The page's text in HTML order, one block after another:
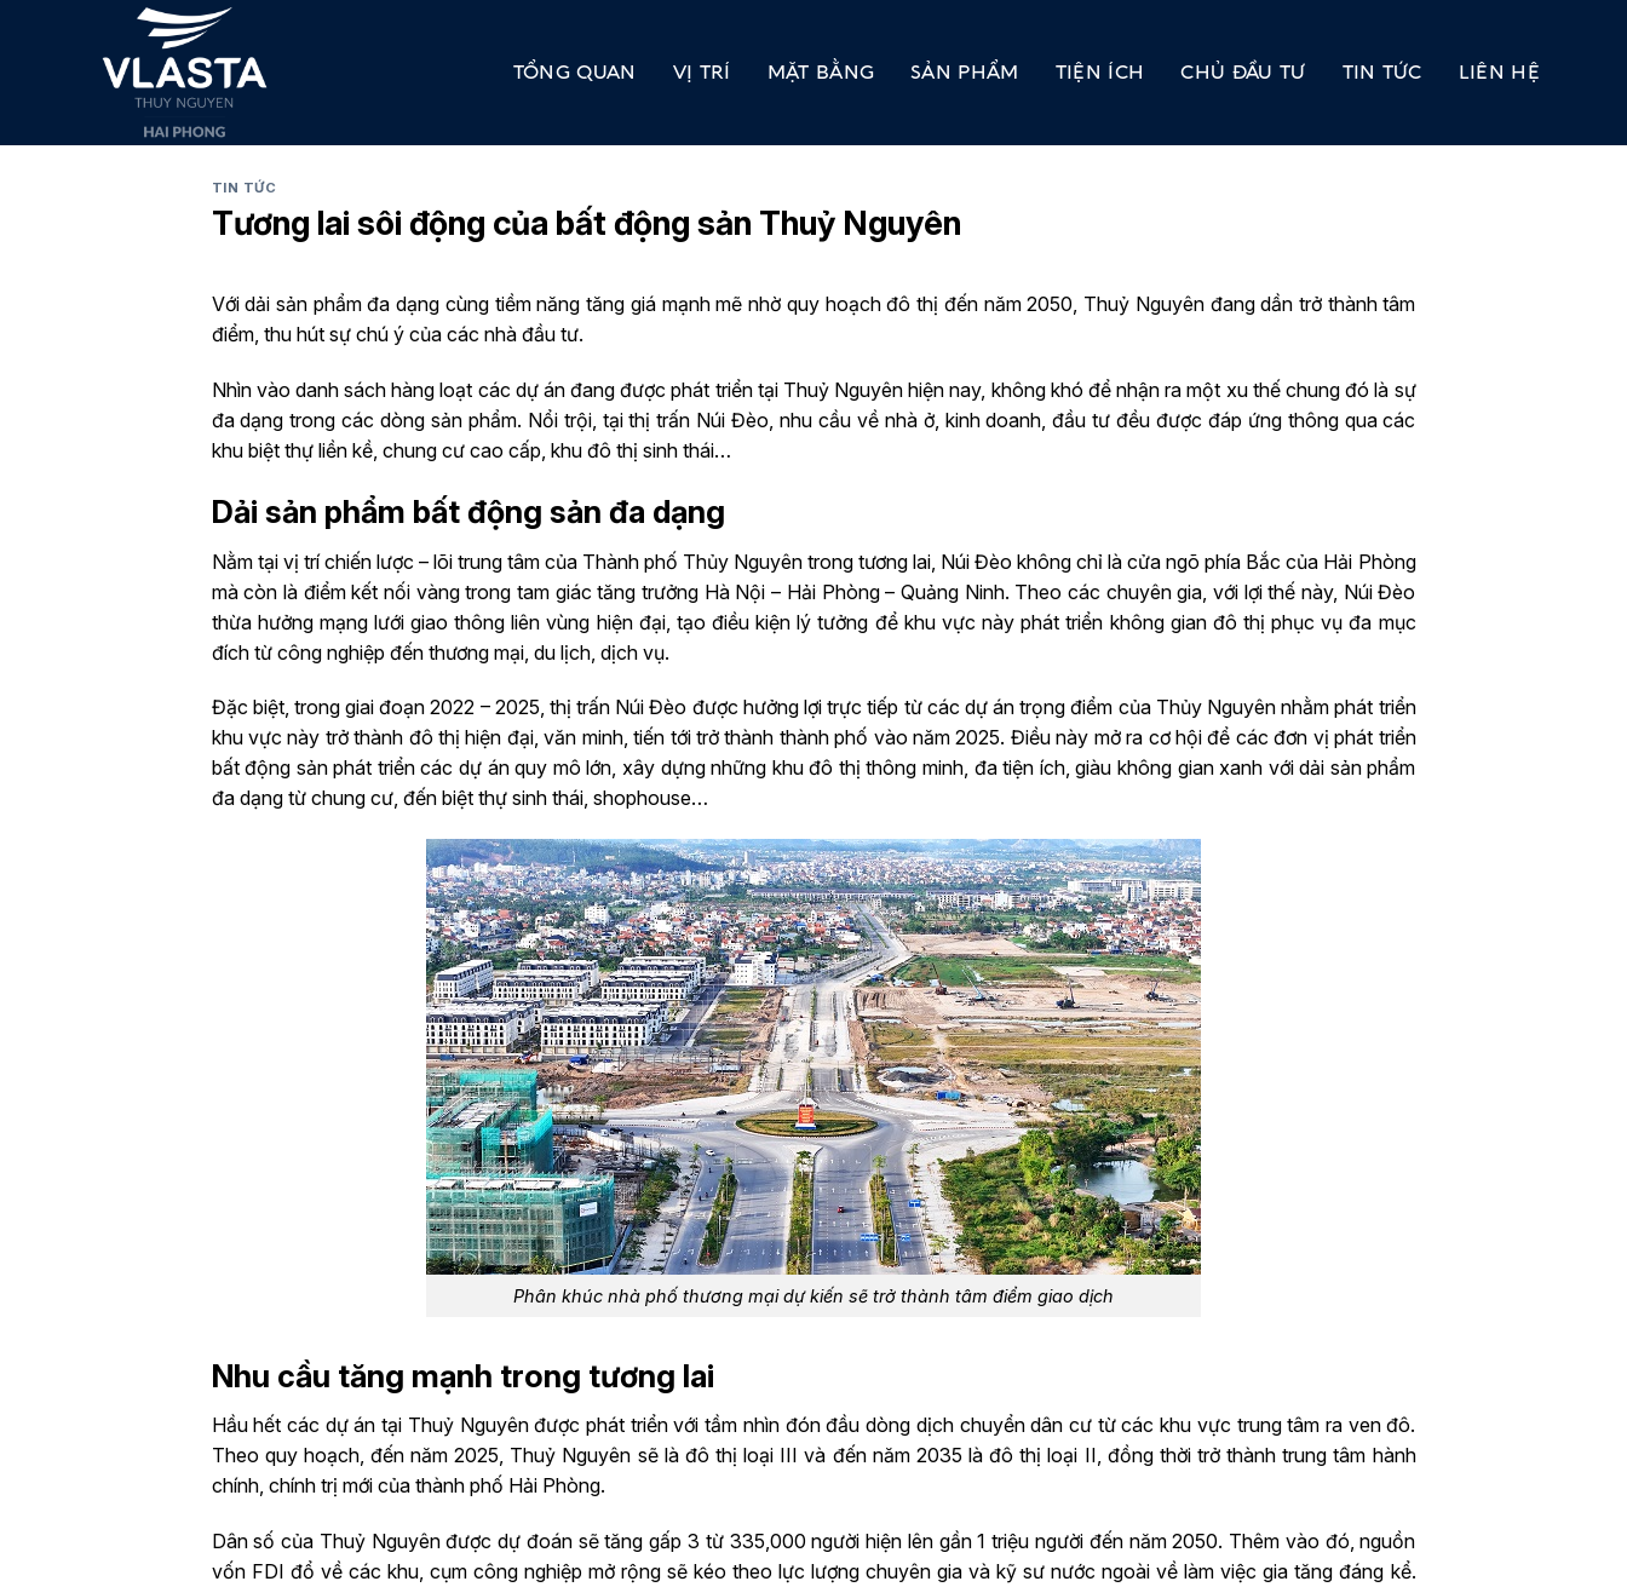
TỔNG QUAN VỊ TRÍ MẶT BẰNG SẢN PHẨM TIỆN ÍCH CHỦ ĐẦU TƯ TIN TỨC LIÊN HỆ
TIN TỨC
Tương lai sôi động của bất động sản Thuỷ Nguyên
Với dải sản phẩm đa dạng cùng tiềm năng tăng giá mạnh mẽ nhờ quy hoạch đô thị đến năm 2050, Thuỷ Nguyên đang dần trở thành tâm
điểm, thu hút sự chú ý của các nhà đầu tư.
Nhìn vào danh sách hàng loạt các dự án đang được phát triển tại Thuỷ Nguyên hiện nay, không khó để nhận ra một xu thế chung đó là sự
đa dạng trong các dòng sản phẩm. Nổi trội, tại thị trấn Núi Đèo, nhu cầu về nhà ở, kinh doanh, đầu tư đều được đáp ứng thông qua các
khu biệt thự liền kề, chung cư cao cấp, khu đô thị sinh thái…
Dải sản phẩm bất động sản đa dạng
Nằm tại vị trí chiến lược – lõi trung tâm của Thành phố Thủy Nguyên trong tương lai, Núi Đèo không chỉ là cửa ngõ phía Bắc của Hải Phòng
mà còn là điểm kết nối vàng trong tam giác tăng trưởng Hà Nội – Hải Phòng – Quảng Ninh. Theo các chuyên gia, với lợi thế này, Núi Đèo
thừa hưởng mạng lưới giao thông liên vùng hiện đại, tạo điều kiện lý tưởng để khu vực này phát triển không gian đô thị phục vụ đa mục
đích từ công nghiệp đến thương mại, du lịch, dịch vụ.
Đặc biệt, trong giai đoạn 2022 – 2025, thị trấn Núi Đèo được hưởng lợi trực tiếp từ các dự án trọng điểm của Thủy Nguyên nhằm phát triển
khu vực này trở thành đô thị hiện đại, văn minh, tiến tới trở thành thành phố vào năm 2025. Điều này mở ra cơ hội để các đơn vị phát triển
bất động sản phát triển các dự án quy mô lớn, xây dựng những khu đô thị thông minh, đa tiện ích, giàu không gian xanh với dải sản phẩm
đa dạng từ chung cư, đến biệt thự sinh thái, shophouse…
Phân khúc nhà phố thương mại dự kiến sẽ trở thành tâm điểm giao dịch
Nhu cầu tăng mạnh trong tương lai
Hầu hết các dự án tại Thuỷ Nguyên được phát triển với tầm nhìn đón đầu dòng dịch chuyển dân cư từ các khu vực trung tâm ra ven đô.
Theo quy hoạch, đến năm 2025, Thuỷ Nguyên sẽ là đô thị loại III và đến năm 2035 là đô thị loại II, đồng thời trở thành trung tâm hành
chính, chính trị mới của thành phố Hải Phòng.
Dân số của Thuỷ Nguyên được dự đoán sẽ tăng gấp 3 từ 335,000 người hiện lên gần 1 triệu người đến năm 2050. Thêm vào đó, nguồn
vốn FDI đổ về các khu, cụm công nghiệp mở rộng sẽ kéo theo lực lượng chuyên gia và kỹ sư nước ngoài về làm việc gia tăng đáng kể.